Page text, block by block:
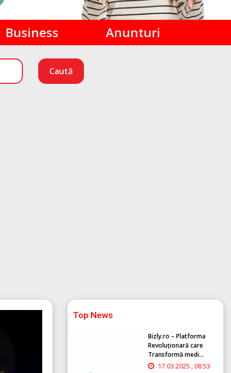
Business Anunturi
Caută
Top News
Bizly.ro – Platforma
Revoluționară care
Transformă medi...
17.03.2025 , 08:53